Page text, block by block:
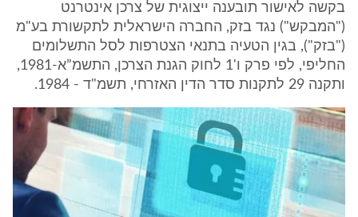
בקשה לאישור תובענה ייצוגית של צרכן אינטרנט
("המבקש") נגד בזק, החברה הישראלית לתקשורת בע"מ
("בזק"), בגין הטעיה בתנאי הצטרפות לסל התשלומים
החליפי, לפי פרק ו'1 לחוק הגנת הצרכן, התשמ”א-1981,
ותקנה 29 לתקנות סדר הדין האזרחי, תשמ"ד - 1984.